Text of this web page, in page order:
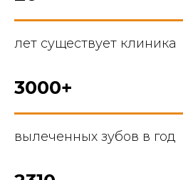
лет существует клиника
3000+
вылеченных зубов в год